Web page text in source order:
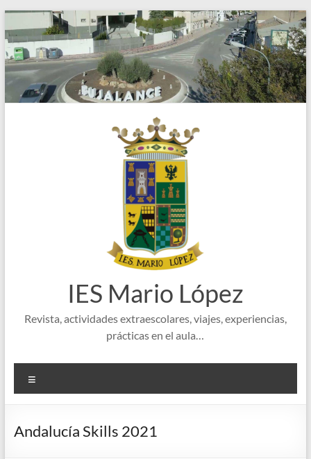
Saltar
al
contenido
IES Mario López
Revista, actividades extraescolares, viajes, experiencias,
prácticas en el aula…
Andalucía Skills 2021